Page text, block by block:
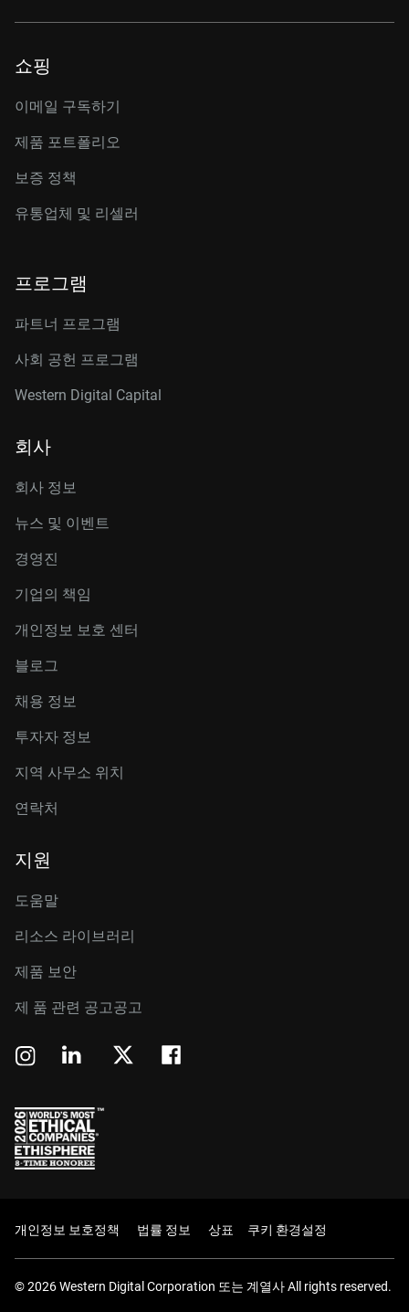
쇼핑
이메일 구독하기
제품 포트폴리오
보증 정책
유통업체 및 리셀러
프로그램
파트너 프로그램
사회 공헌 프로그램
Western Digital Capital
회사
회사 정보
뉴스 및 이벤트
경영진
기업의 책임
개인정보 보호 센터
블로그
채용 정보
투자자 정보
지역 사무소 위치
연락처
지원
도움말
리소스 라이브러리
제품 보안
제 품 관련 공고공고
개인정보 보호정책 법률 정보 상표 쿠키 환경설정
© 2026 Western Digital Corporation 또는 계열사 All rights reserved.